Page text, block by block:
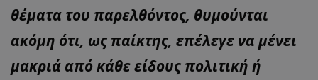
θέματα του παρελθόντος, θυμούνται
ακόμη ότι, ως παίκτης, επέλεγε να μένει
μακριά από κάθε είδους πολιτική ή